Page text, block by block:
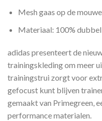
Mesh gaas op de
Materiaal: 100%
adidas presenteert de
trainingskleding om meer
trainingstrui zorgt voor
gefocust kunt blijven
gemaakt van Primegreen,
performance materialen.